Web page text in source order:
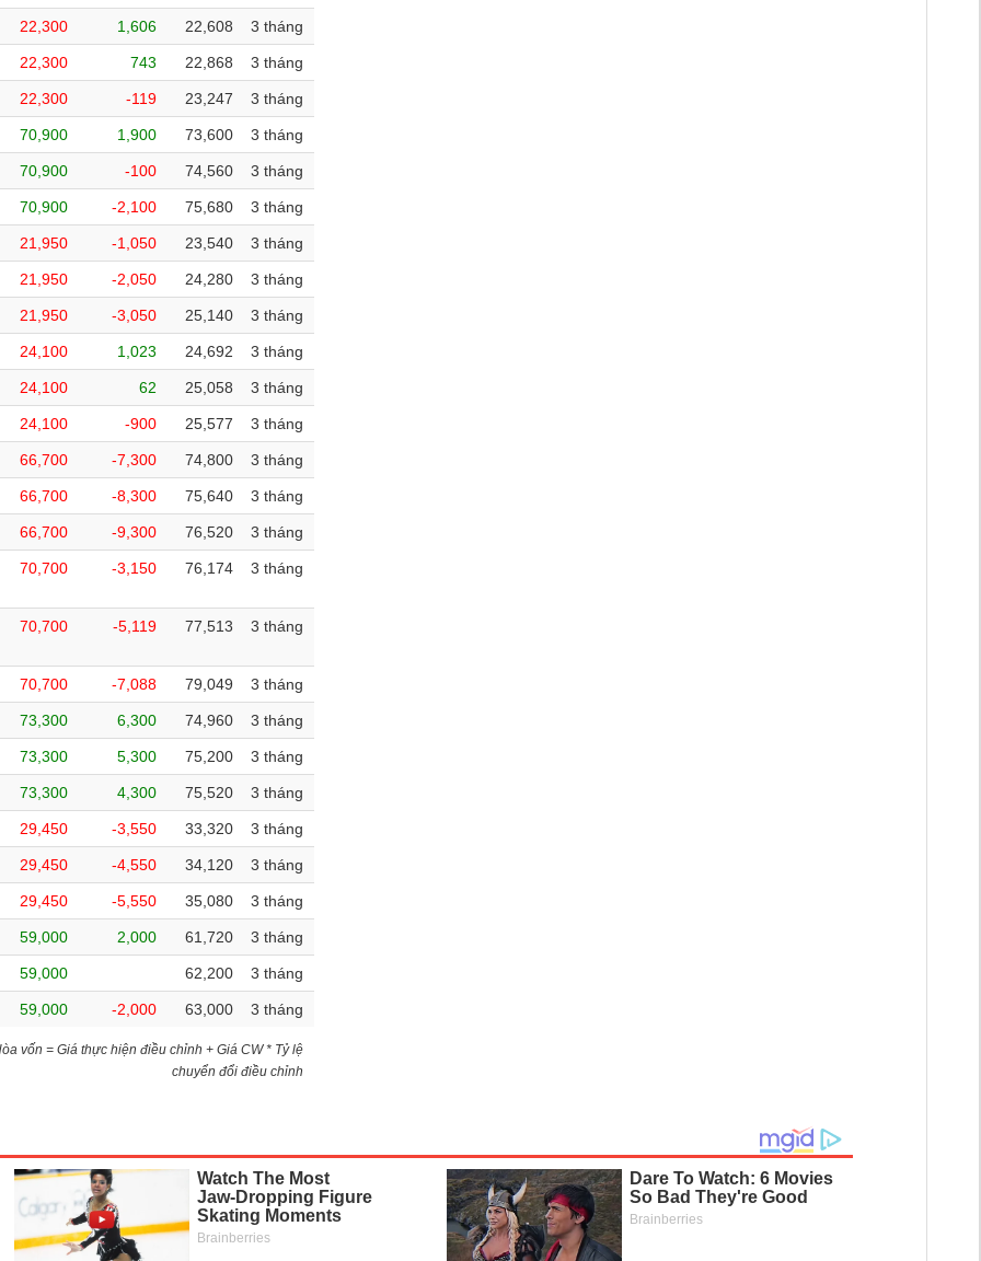
22,300 1,606 22,608 3 tháng
22,300 743 22,868 3 tháng
22,300 -119 23,247 3 tháng
70,900 1,900 73,600 3 tháng
70,900 -100 74,560 3 tháng
70,900 -2,100 75,680 3 tháng
21,950 -1,050 23,540 3 tháng
21,950 -2,050 24,280 3 tháng
21,950 -3,050 25,140 3 tháng
24,100 1,023 24,692 3 tháng
24,100 62 25,058 3 tháng
24,100 -900 25,577 3 tháng
66,700 -7,300 74,800 3 tháng
66,700 -8,300 75,640 3 tháng
66,700 -9,300 76,520 3 tháng
70,700 -3,150 76,174 3 tháng
70,700 -5,119 77,513 3 tháng
70,700 -7,088 79,049 3 tháng
73,300 6,300 74,960 3 tháng
73,300 5,300 75,200 3 tháng
73,300 4,300 75,520 3 tháng
29,450 -3,550 33,320 3 tháng
29,450 -4,550 34,120 3 tháng
29,450 -5,550 35,080 3 tháng
59,000 2,000 61,720 3 tháng
59,000 62,200 3 tháng
59,000 -2,000 63,000 3 tháng
vốn = Giá thực hiện điều chỉnh + Giá CW * Tỷ lệ
chuyển đổi điều chỉnh